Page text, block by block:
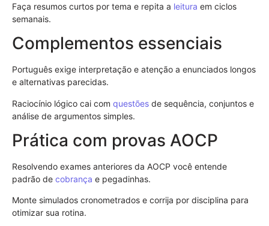
Faça resumos curtos por tema e repita a leitura em ciclos
semanais.
Complementos essenciais
Português exige interpretação e atenção a enunciados longos
e alternativas parecidas.
Raciocínio lógico cai com questões de sequência, conjuntos e
análise de argumentos simples.
Prática com provas AOCP
Resolvendo exames anteriores da AOCP você entende
padrão de cobrança e pegadinhas.
Monte simulados cronometrados e corrija por disciplina para
otimizar sua rotina.